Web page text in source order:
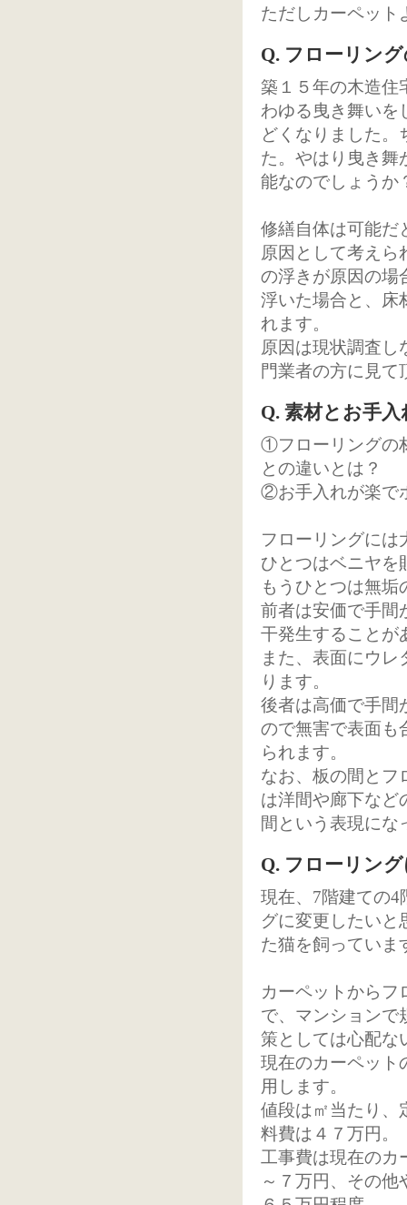
ただしカーペット
Q. フローリン
築１５年の木造住
わゆる曳き舞いを
どくなりました
た。やはり曳き舞
能なのでしょうか
修繕自体は可能だ
原因として考えら
の浮きが原因の場
浮いた場合と、床
れます。
原因は現状調査し
門業者の方に見て
Q. 素材とお手入
①フローリングの
との違いとは？
②お手入れが楽で
フローリングには
ひとつはベニヤを
もうひとつは無垢
前者は安価で手間
干発生することが
また、表面にウ
ります。
後者は高価で手間
ので無害で表面も
られます。
なお、板の間とフ
は洋間や廊下など
間という表現にな
Q. フローリン
現在、7階建ての4
グに変更したいと
た猫を飼っていま
カーペットからフ
で、マンションで
策としては心配な
現在のカーペット
用します。
値段は㎡当たり、
料費は４７万円。
工事費は現在のカ
～７万円、その